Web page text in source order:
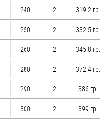
240 2 319.2 гр.
250 2 332.5 гр.
260 2 345.8 гр.
280 2 372.4 гр.
290 2 386 гр.
300 2 399 гр.